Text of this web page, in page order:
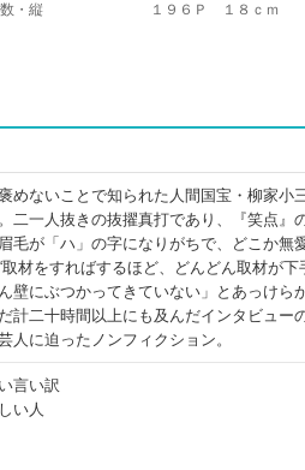
・縦
１９６Ｐ １８ｃｍ
めないことで知られた人間国宝・柳家小
二一人抜きの抜擢真打であり、『笑点』
毛が「ハ」の字になりがちで、どこか無
取材をすればするほど、どんどん取材が
壁にぶつかってきていない」とあっけ
計二十時間以上にも及んだインタビュ
人に迫ったノンフィクション。
言い訳
い人